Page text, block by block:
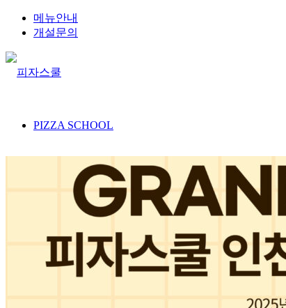
메뉴안내
개설문의
PIZZA SCHOOL